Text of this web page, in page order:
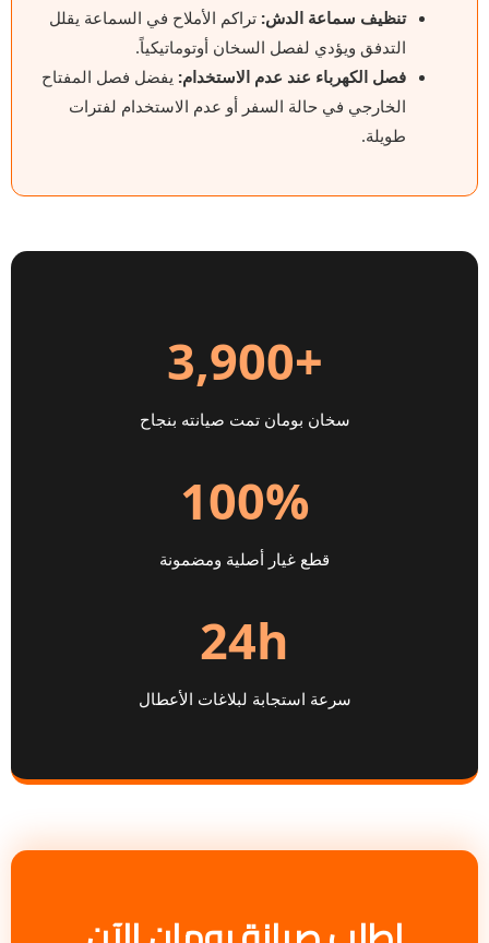
تنظيف سماعة الدش: تراكم الأملاح في السماعة يقلل
التدفق ويؤدي لفصل السخان أوتوماتيكياً.
فصل الكهرباء عند عدم الاستخدام: يفضل فصل المفتاح
الخارجي في حالة السفر أو عدم الاستخدام لفترات
طويلة.
+3,900
سخان بومان تمت صيانته بنجاح
100%
قطع غيار أصلية ومضمونة
24h
سرعة استجابة لبلاغات الأعطال